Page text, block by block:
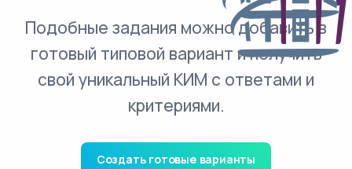
Подобные задания можно добавить в
готовый типовой вариант и получить
свой уникальный КИМ с ответами и
критериями.
Создать готовые варианты